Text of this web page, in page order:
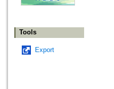
Tools
Export